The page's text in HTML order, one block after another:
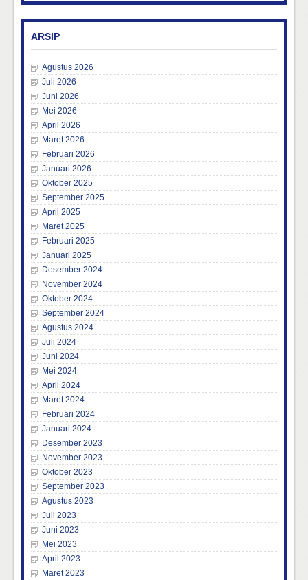
ARSIP
Agustus 2026
Juli 2026
Juni 2026
Mei 2026
April 2026
Maret 2026
Februari 2026
Januari 2026
Oktober 2025
September 2025
April 2025
Maret 2025
Februari 2025
Januari 2025
Desember 2024
November 2024
Oktober 2024
September 2024
Agustus 2024
Juli 2024
Juni 2024
Mei 2024
April 2024
Maret 2024
Februari 2024
Januari 2024
Desember 2023
November 2023
Oktober 2023
September 2023
Agustus 2023
Juli 2023
Juni 2023
Mei 2023
April 2023
Maret 2023